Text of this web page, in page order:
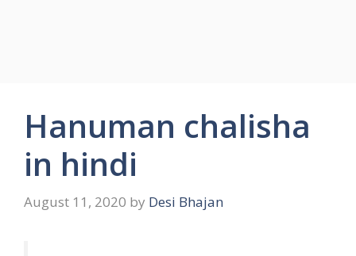
Hanuman chalisha
in hindi
August 11, 2020 by Desi Bhajan